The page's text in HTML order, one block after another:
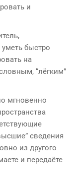
и
быстро
на
“лёгким”
мгновенно
сведения
из другого
и передаёте